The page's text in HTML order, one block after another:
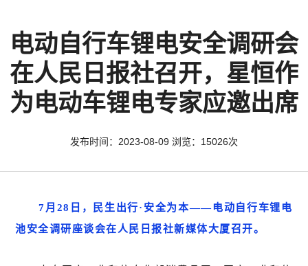
电动自行车锂电安全调研会
在人民日报社召开，星恒作
为电动车锂电专家应邀出席
发布时间：2023-08-09 浏览：15026次
7月28日，民生出行·安全为本——电动自行车锂电
池安全调研座谈会在人民日报社新媒体大厦召开。